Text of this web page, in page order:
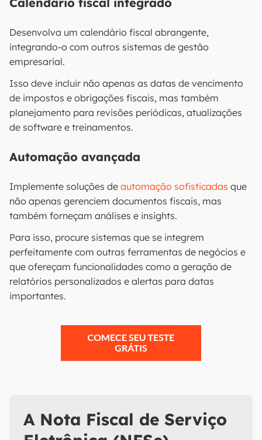
Desenvolva um calendário fiscal abrangente,
integrando-o com outros sistemas de gestão
empresarial.
Isso deve incluir não apenas as datas de vencimento
de impostos e obrigações fiscais, mas também
planejamento para revisões periódicas, atualizações
de software e treinamentos.
Automação avançada
Implemente soluções de automação sofisticadas que
não apenas gerenciem documentos fiscais, mas
também forneçam análises e insights.
Para isso, procure sistemas que se integrem
perfeitamente com outras ferramentas de negócios e
que ofereçam funcionalidades como a geração de
relatórios personalizados e alertas para datas
importantes.
A Nota Fiscal de Serviço